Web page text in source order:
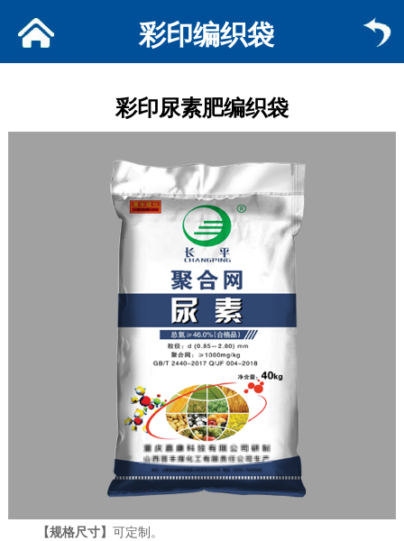
彩印编织袋
彩印尿素肥编织袋
【规格尺寸】 可定制。